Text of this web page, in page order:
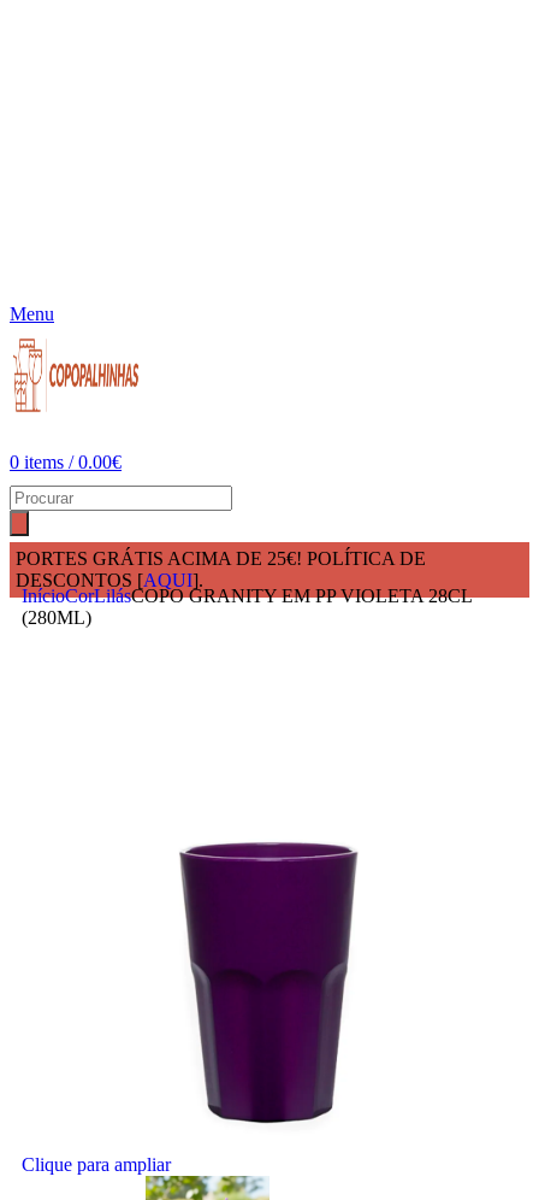
Menu
0 items / 0.00€
PORTES GRÁTIS ACIMA DE 25€! POLÍTICA DE
DESCONTOS [AQUI].
InícioCorLilásCOPO GRANITY EM PP VIOLETA 28CL
(280ML)
Clique para ampliar